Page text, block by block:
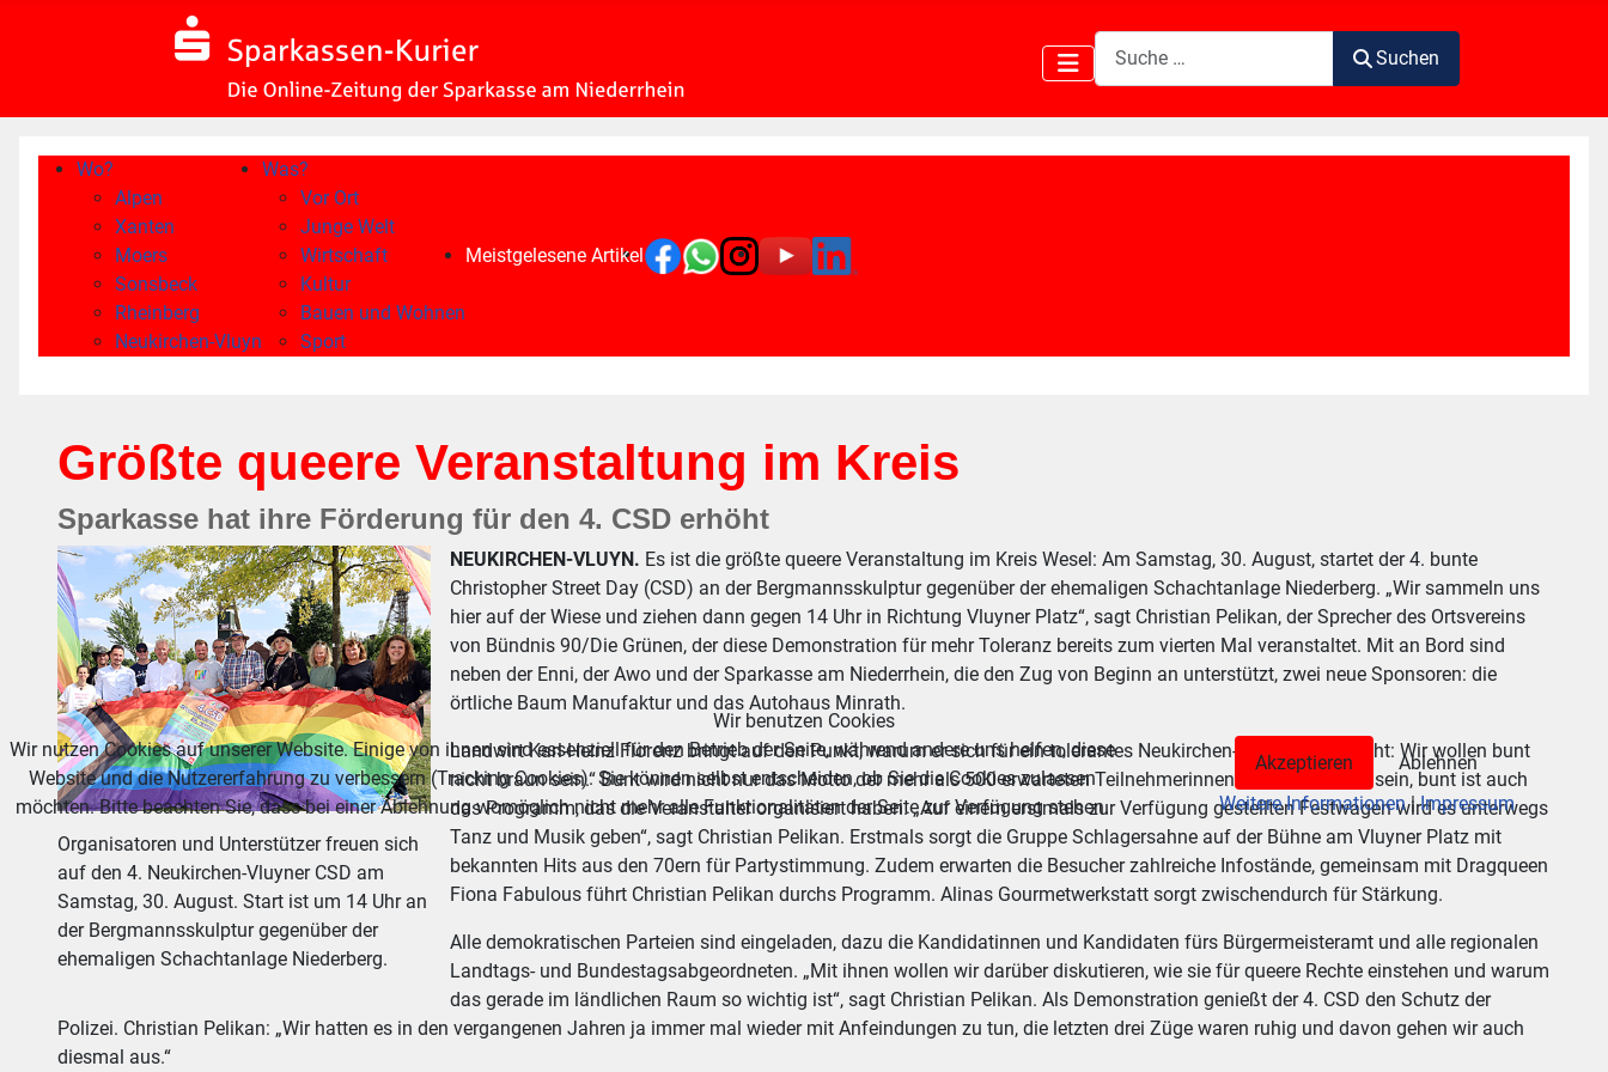
Suchen
Suchen
Wo?
Alpen
Xanten
Moers
Sonsbeck
Rheinberg
Neukirchen-Vluyn
Was?
Vor Ort
Junge Welt
Wirtschaft
Kultur
Bauen und Wohnen
Sport
Meistgelesene Artikel
Größte queere Veranstaltung im Kreis
Sparkasse hat ihre Förderung für den 4. CSD erhöht
Organisatoren und Unterstützer freuen sich
auf den 4. Neukirchen-Vluyner CSD am
Samstag, 30. August. Start ist um 14 Uhr an
der Bergmannsskulptur gegenüber der
ehemaligen Schachtanlage Niederberg.
NEUKIRCHEN-VLUYN. Es ist die größte queere Veranstaltung im Kreis Wesel: Am Samstag, 30. August, startet der 4. bunte
Christopher Street Day (CSD) an der Bergmannsskulptur gegenüber der ehemaligen Schachtanlage Niederberg. „Wir sammeln uns
hier auf der Wiese und ziehen dann gegen 14 Uhr in Richtung Vluyner Platz“, sagt Christian Pelikan, der Sprecher des Ortsvereins
von Bündnis 90/Die Grünen, der diese Demonstration für mehr Toleranz bereits zum vierten Mal veranstaltet. Mit an Bord sind
neben der Enni, der Awo und der Sparkasse am Niederrhein, die den Zug von Beginn an unterstützt, zwei neue Sponsoren: die
örtliche Baum Manufaktur und das Autohaus Minrath.
Landwirt Karl-Heinz Florenz bringt auf den Punkt, warum er sich für ein tolerantes Neukirchen-Vluyn stark macht: Wir wollen bunt
nicht braun sein.“ Bunt wird nicht nur das Motto der mehr als 500 erwarteten Teilnehmerinnen und Teilnehmer sein, bunt ist auch
das Programm, das die Veranstalter organisiert haben. „Auf einem erstmals zur Verfügung gestellten Festwagen wird es unterwegs
Tanz und Musik geben“, sagt Christian Pelikan. Erstmals sorgt die Gruppe Schlagersahne auf der Bühne am Vluyner Platz mit
bekannten Hits aus den 70ern für Partystimmung. Zudem erwarten die Besucher zahlreiche Infostände, gemeinsam mit Dragqueen
Fiona Fabulous führt Christian Pelikan durchs Programm. Alinas Gourmetwerkstatt sorgt zwischendurch für Stärkung.
Alle demokratischen Parteien sind eingeladen, dazu die Kandidatinnen und Kandidaten fürs Bürgermeisteramt und alle regionalen
Landtags- und Bundestagsabgeordneten. „Mit ihnen wollen wir darüber diskutieren, wie sie für queere Rechte einstehen und warum
das gerade im ländlichen Raum so wichtig ist“, sagt Christian Pelikan. Als Demonstration genießt der 4. CSD den Schutz der
Polizei. Christian Pelikan: „Wir hatten es in den vergangenen Jahren ja immer mal wieder mit Anfeindungen zu tun, die letzten drei Züge waren ruhig und davon gehen wir auch
diesmal aus.“
Wir benutzen Cookies
Wir nutzen Cookies auf unserer Website. Einige von ihnen sind essenziell für den Betrieb der Seite, während andere uns helfen, diese
Website und die Nutzererfahrung zu verbessern (Tracking Cookies). Sie können selbst entscheiden, ob Sie die Cookies zulassen
möchten. Bitte beachten Sie, dass bei einer Ablehnung womöglich nicht mehr alle Funktionalitäten der Seite zur Verfügung stehen.
Akzeptieren
Ablehnen
Weitere Informationen|Impressum